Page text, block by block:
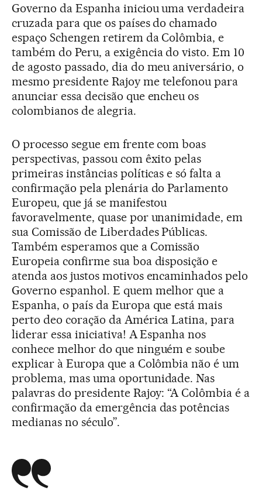
Governo da Espanha iniciou uma verdadeira
cruzada para que os países do chamado
espaço Schengen retirem da Colômbia, e
também do Peru, a exigência do visto. Em 10
de agosto passado, dia do meu aniversário, o
mesmo presidente Rajoy me telefonou para
anunciar essa decisão que encheu os
colombianos de alegria.
O processo segue em frente com boas
perspectivas, passou com êxito pelas
primeiras instâncias políticas e só falta a
confirmação pela plenária do Parlamento
Europeu, que já se manifestou
favoravelmente, quase por unanimidade, em
sua Comissão de Liberdades Públicas.
Também esperamos que a Comissão
Europeia confirme sua boa disposição e
atenda aos justos motivos encaminhados pelo
Governo espanhol. E quem melhor que a
Espanha, o país da Europa que está mais
perto deo coração da América Latina, para
liderar essa iniciativa! A Espanha nos
conhece melhor do que ninguém e soube
explicar à Europa que a Colômbia não é um
problema, mas uma oportunidade. Nas
palavras do presidente Rajoy: “A Colômbia é a
confirmação da emergência das potências
medianas no século”.